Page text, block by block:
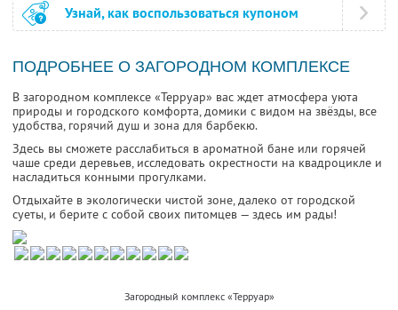
Узнай, как воспользоваться купоном
ПОДРОБНЕЕ О ЗАГОРОДНОМ КОМПЛЕКСЕ
В загородном комплексе «Терруар» вас ждет атмосфера уюта
природы и городского комфорта, домики с видом на звёзды, все
удобства, горячий душ и зона для барбекю.
Здесь вы сможете расслабиться в ароматной бане или горячей
чаше среди деревьев, исследовать окрестности на квадроцикле и
насладиться конными прогулками.
Отдыхайте в экологически чистой зоне, далеко от городской
суеты, и берите с собой своих питомцев — здесь им рады!
Загородный комплекс «Терруар»